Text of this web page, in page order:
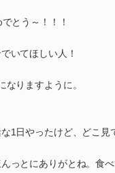
とう～！！！
いてほしい人！
なりますように。
1日やったけど、どこ見
っとにありがとね。食